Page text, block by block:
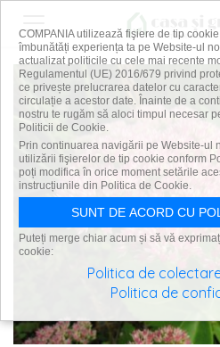
COMPANIA utilizează fişiere de tip
îmbunătăți experiența ta pe Website-ul
actualizat politicile cu cele mai recente
Regulamentul (UE) 2016/679 privind
ce privește prelucrarea datelor cu
circulație a acestor date. Înainte de a
nostru te rugăm să aloci timpul necesar
Politicii de Cookie.
Prin continuarea navigării pe Website-ul
utilizării fişierelor de tip cookie conform
poți modifica în orice moment setările
instrucțiunile din Politica de Cookie.
SUNT DE ACORD CU
Puteți merge chiar acum și să vă
cookie:
Politica de
Politica de